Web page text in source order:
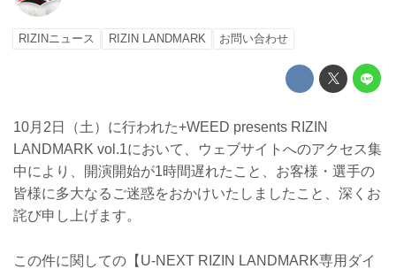
RIZINニュース RIZIN LANDMARK お問い合わせ
10月2日（土）に行われた+WEED presents RIZIN
LANDMARK vol.1において、ウェブサイトへのアクセス集
中により、開演開始が1時間遅れたこと、お客様・選手の
皆様に多大なるご迷惑をおかけいたしましたこと、深くお
詫び申し上げます。
この件に関しての【U-NEXT RIZIN LANDMARK専用ダイ